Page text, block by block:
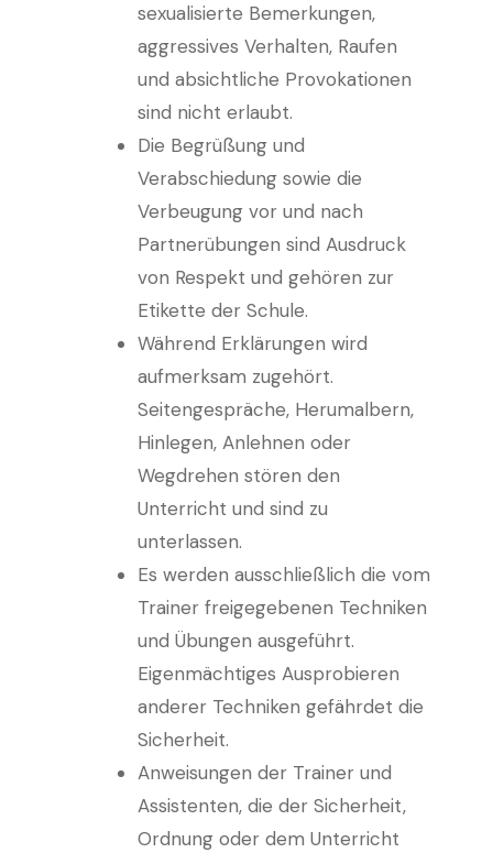
sexualisierte Bemerkungen,
aggressives Verhalten, Raufen
und absichtliche Provokationen
sind nicht erlaubt.
Die Begrüßung und
Verabschiedung sowie die
Verbeugung vor und nach
Partnerübungen sind Ausdruck
von Respekt und gehören zur
Etikette der Schule.
Während Erklärungen wird
aufmerksam zugehört.
Seitengespräche, Herumalbern,
Hinlegen, Anlehnen oder
Wegdrehen stören den
Unterricht und sind zu
unterlassen.
Es werden ausschließlich die vom
Trainer freigegebenen Techniken
und Übungen ausgeführt.
Eigenmächtiges Ausprobieren
anderer Techniken gefährdet die
Sicherheit.
Anweisungen der Trainer und
Assistenten, die der Sicherheit,
Ordnung oder dem Unterricht